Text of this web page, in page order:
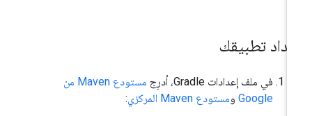
تطبيقك
في ملف إعدادات Gradle، أدرِج
مستودع Maven من
Googleومستودع Maven المركزي :